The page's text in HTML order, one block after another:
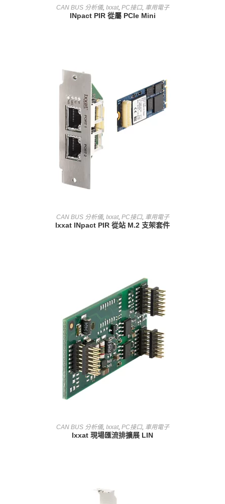
查看內容
CAN BUS 分析儀, Ixxat, PC接口, 車用電子
INpact PIR 從屬 PCIe Mini
查看內容
CAN BUS 分析儀, Ixxat, PC接口, 車用電子
Ixxat INpact PIR 從站 M.2 支架套件
查看內容
CAN BUS 分析儀, Ixxat, PC接口, 車用電子
Ixxat 現場匯流排擴展 LIN